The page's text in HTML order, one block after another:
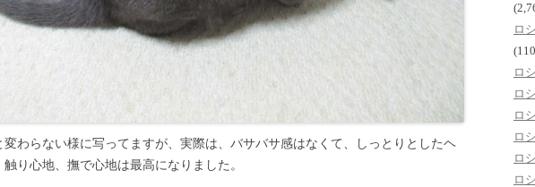
変わらない様に写ってますが、実際は、バサバサ感はなくて、しっとりとしたヘ
り心地、撫で心地は最高になりました。
ロ
ロ
ロ
ロ
ロ
ロ
ロ